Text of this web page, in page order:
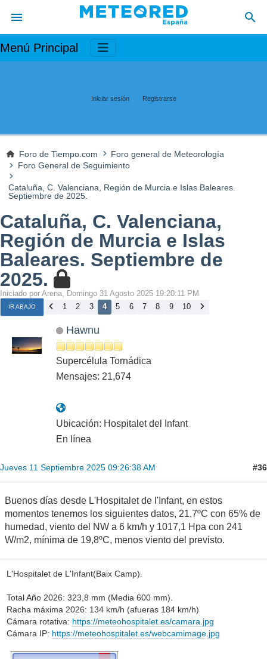
Menú Principal
Iniciar sesión Registrarse
Foro de Tiempo.com
Foro general de Meteorología
Foro General de Seguimiento
Cataluña, C. Valenciana, Región de Murcia e Islas Baleares.
Septiembre de 2025.
Cataluña, C. Valenciana,
Región de Murcia e Islas
Baleares. Septiembre de
2025.
Iniciado por Arena, Domingo 31 Agosto 2025 19:20:11 PM
IR ABAJO 1 2 3 4 5 6 7 8 9 10
Hawnu
Supercélula Tornádica
Mensajes: 21,674
Ubicación: Hospitalet del Infant
En línea
Jueves 11 Septiembre 2025 09:26:38 AM #36
Buenos días desde L'Hospitalet de l'Infant, en estos
momentos tenemos los siguientes datos, 21,7ºC con 65% de
humedad, viento del NW a 6 km/h y 1017,1 Hpa con 241
W/m2, mínima de 19,8ºC, menos viento del previsto.
L'Hospitalet de L'Infant(Baix Camp).
Total Año 2026: 323,8 mm (Media 600 mm).
Racha máxima 2026: 134 km/h (afueras 184 km/h)
Cámara rotativa: https://meteohospitalet.es/camara.jpg
Cámara IP: https://meteohospitalet.es/webcamimage.jpg